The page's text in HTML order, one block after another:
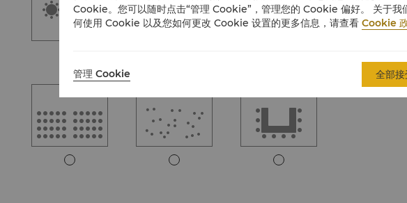
Cookie。您可以随时点击“管理 Cookie”，管理您的 Cookie 偏好。 关于我
何使用 Cookie 以及您如何更改 Cookie 设置的更多信息，请查看 Cookie
管理 Cookie 全部接